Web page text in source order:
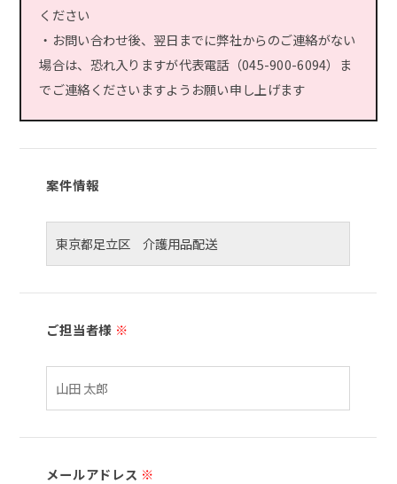
ください
・お問い合わせ後、翌日までに弊社からのご連絡がない
場合は、恐れ入りますが代表電話（045-900-6094）ま
でご連絡くださいますようお願い申し上げます
案件情報
ご担当者様 ※
メールアドレス ※